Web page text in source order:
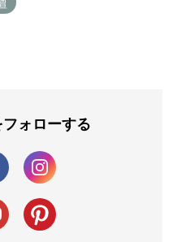
フォローする